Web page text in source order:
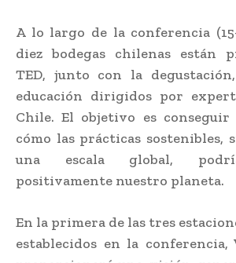
A lo largo de la conferencia
diez bodegas chilenas están
TED, junto con la
educación dirigidos por
Chile. El objetivo es
cómo las prácticas sostenibles,
una escala global,
positivamente nuestro planeta.
En la primera de las tres
establecidos en la